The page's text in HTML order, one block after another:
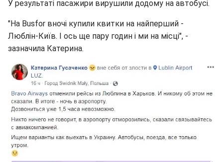
У результаті пасажири вирушили додому на автобусі.
"На Busfor вночі купили квитки на найперший -
Люблін-Київ. І ось ще пару годин і ми на місці", -
зазначила Катерина.